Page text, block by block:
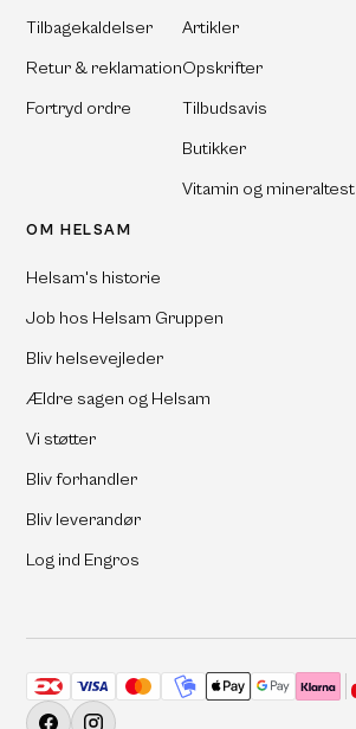
Tilbagekaldelser
Retur & reklamation
Fortryd ordre
Artikler
Opskrifter
Tilbudsavis
Butikker
Vitamin og mineraltest
OM HELSAM
Helsam's historie
Job hos Helsam Gruppen
Bliv helsevejleder
Ældre sagen og Helsam
Vi støtter
Bliv forhandler
Bliv leverandør
Log ind Engros
Accepterede betalingsmetoder